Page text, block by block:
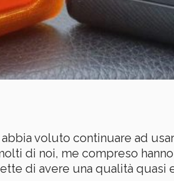
voluto continuare ad
di noi, me compreso
di avere una qualità